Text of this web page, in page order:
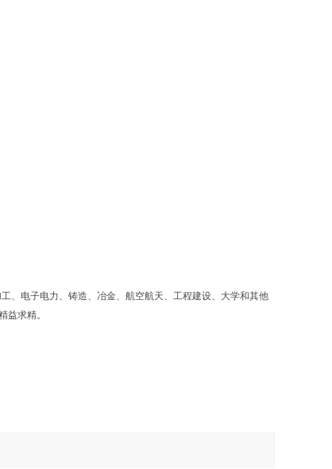
、电子电力、铸造、冶金、航空航天、工程建设、大学和其他
益求精。